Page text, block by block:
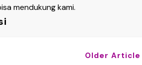
mendukung kami.
Older Article